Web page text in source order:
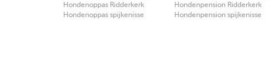
Hondenoppas Ridderkerk
Hondenoppas spijkenisse
Hondenpension Ridderkerk
Hondenpension spijkenisse